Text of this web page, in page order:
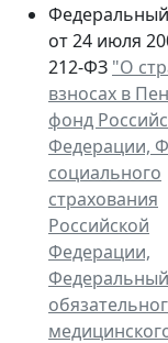
от 24 июля
212-ФЗ "О
взносах в
фонд
Федерации,
социального
страхования
Российской
Федерации,